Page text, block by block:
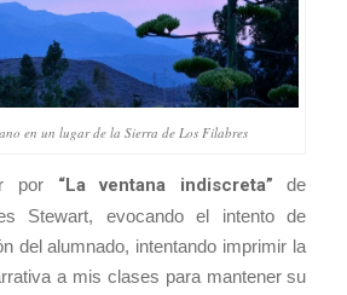
en un lugar de la Sierra de Los Filabres
por “La ventana indiscreta” de
Stewart, evocando el intento de
del alumnado, intentando imprimir la
a mis clases para mantener su